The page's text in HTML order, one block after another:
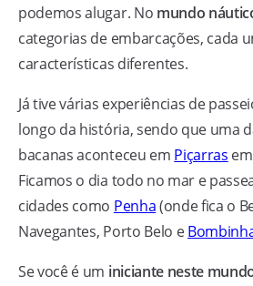
podemos alugar. No mundo
categorias de embarcações, cada
características diferentes.
Já tive várias experiências de
longo da história, sendo que uma
bacanas aconteceu em Piçarras
Ficamos o dia todo no mar e
cidades como Penha(onde fica o
Navegantes, Porto Belo e
Se você é um iniciante neste